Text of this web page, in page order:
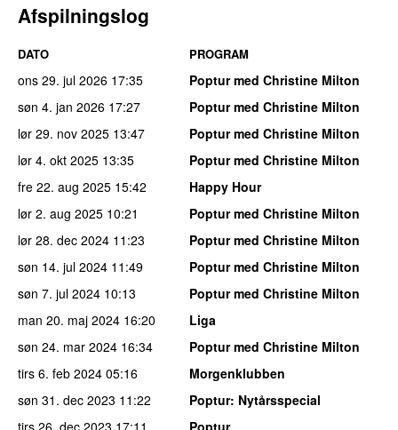
Afspilningslog
DATO PROGRAM
ons 29. jul 2026 17:35
Poptur med Christine Milton
søn 4. jan 2026 17:27
Poptur med Christine Milton
lør 29. nov 2025 13:47
Poptur med Christine Milton
lør 4. okt 2025 13:35
Poptur med Christine Milton
fre 22. aug 2025 15:42
Happy Hour
lør 2. aug 2025 10:21
Poptur med Christine Milton
lør 28. dec 2024 11:23
Poptur med Christine Milton
søn 14. jul 2024 11:49
Poptur med Christine Milton
søn 7. jul 2024 10:13
Poptur med Christine Milton
man 20. maj 2024 16:20
Liga
søn 24. mar 2024 16:34
Poptur med Christine Milton
tirs 6. feb 2024 05:16
Morgenklubben
søn 31. dec 2023 11:22 Poptur: Nytårsspecial
tirs 26. dec 2023 17:11 Poptur